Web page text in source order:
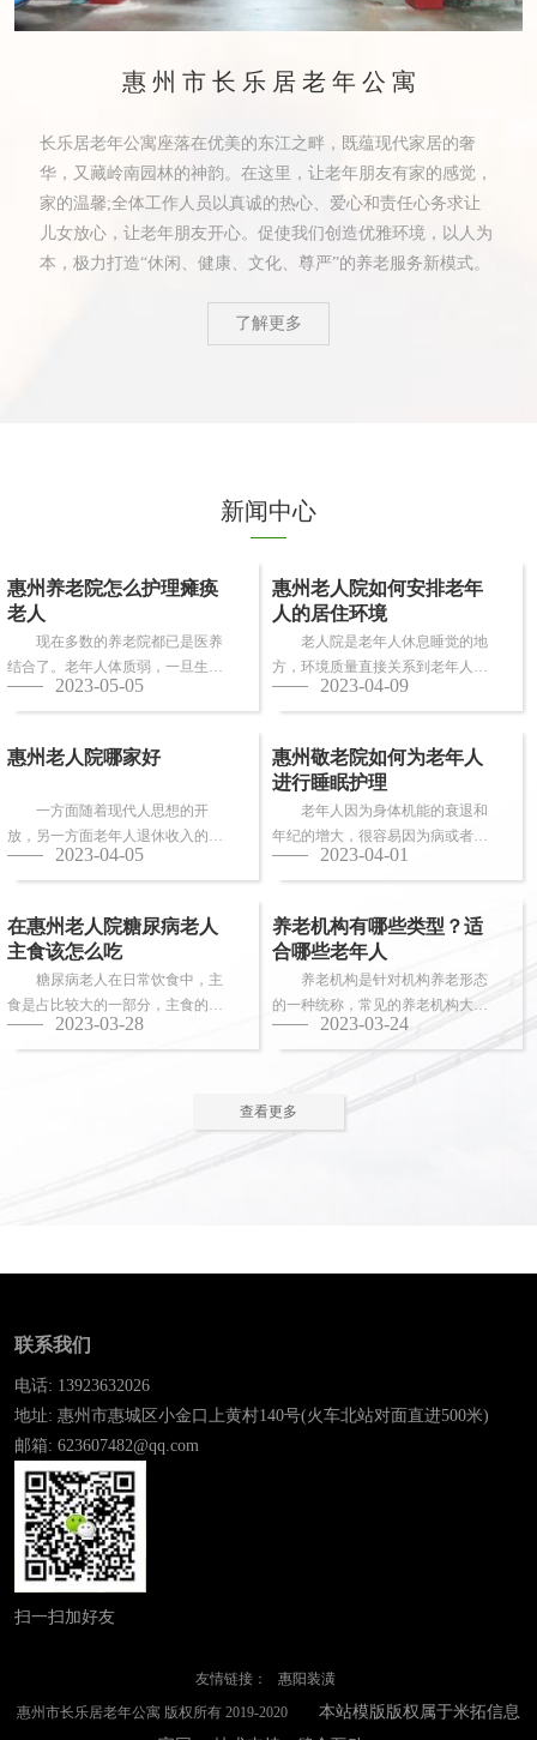
惠州市长乐居老年公寓
长乐居老年公寓座落在优美的东江之畔，既蕴现代家居的奢
华，又藏岭南园林的神韵。在这里，让老年朋友有家的感觉，
家的温馨;全体工作人员以真诚的热心、爱心和责任心务求让
儿女放心，让老年朋友开心。促使我们创造优雅环境，以人为
本，极力打造“休闲、健康、文化、尊严”的养老服务新模式。
了解更多
新闻中心
惠州养老院怎么护理瘫痪
老人
现在多数的养老院都已是医养
结合了。老年人体质弱，一旦生
病，多数情况下都会面临卧床修
养，这时候就需...
2023-05-05
惠州老人院如何安排老年
人的居住环境
老人院是老年人休息睡觉的地
方，环境质量直接关系到老年人的
健康长寿。由于老年人适应能力和
抗病能力较...
2023-04-09
惠州老人院哪家好
一方面随着现代人思想的开
放，另一方面老年人退休收入的稳
步上升，选择惠州老人院进行疗养
的老人越来越...
2023-04-05
惠州敬老院如何为老年人
进行睡眠护理
老年人因为身体机能的衰退和
年纪的增大，很容易因为病或者各
种各样的原因导致失眠、多梦，睡
眠质量差等...
2023-04-01
在惠州老人院糖尿病老人
主食该怎么吃
糖尿病老人在日常饮食中，主
食是占比较大的一部分，主食的选
择对控制血糖水平至关重要。那
么，糖尿病老...
2023-03-28
养老机构有哪些类型？适
合哪些老年人
养老机构是针对机构养老形态
的一种统称，常见的养老机构大致
有这些类型：养老社区、老年公
寓、养老院、...
2023-03-24
查看更多
联系我们
电话: 13923632026
地址: 惠州市惠城区小金口上黄村140号(火车北站对面直进500米)
邮箱: 623607482@qq.com
扫一扫加好友
友情链接：
惠阳装潢
惠州市长乐居老年公寓 版权所有 2019-2020
本站模版版权属于米拓信息